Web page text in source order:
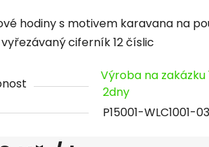
hodiny s motivem karavana na
ciferník 12 číslic
Výroba na zakázku
2dny
P15001-WLC1001-